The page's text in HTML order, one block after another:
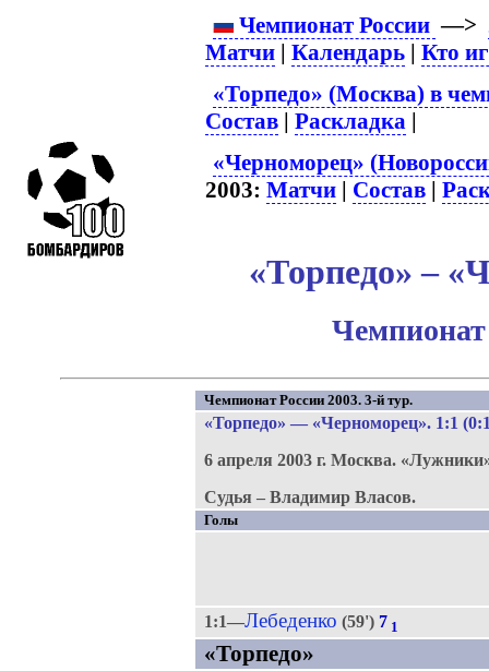
Чемпионат России —>
Матчи |Календарь |Кто
«Торпедо» (Москва) в
Состав |Раскладка |
«Черноморец»
2003:Матчи | Состав |
«Торпедо» –
Чемпионат
Чемпионат России 2003. 3-й тур.
«Торпедо» — «Черноморец». 1:1
6 апреля 2003 г. Москва.
Судья – Владимир Власов.
Голы
1:1—Лебеденко (59') 7 1
«Торпедо»